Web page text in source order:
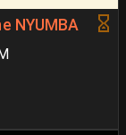
NYUMBA